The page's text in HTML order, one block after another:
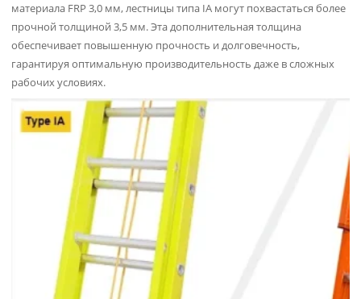
материала FRP 3,0 мм, лестницы типа IA могут похвастаться более
прочной толщиной 3,5 мм. Эта дополнительная толщина
обеспечивает повышенную прочность и долговечность,
гарантируя оптимальную производительность даже в сложных
рабочих условиях.